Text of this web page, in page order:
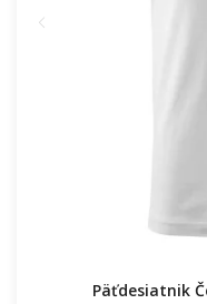
Päťdesiatnik